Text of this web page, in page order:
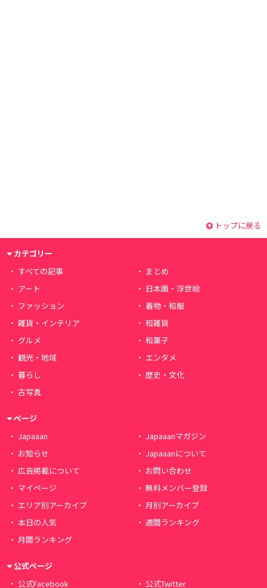
トップに戻る
カテゴリー
すべての記事
まとめ
アート
日本画・浮世絵
ファッション
着物・和服
雑貨・インテリア
和雑貨
グルメ
和菓子
観光・地域
エンタメ
暮らし
歴史・文化
古写真
ページ
Japaaan
Japaaanマガジン
お知らせ
Japaaanについて
広告掲載について
お問い合わせ
マイページ
無料メンバー登録
エリア別アーカイブ
月別アーカイブ
本日の人気
週間ランキング
月間ランキング
公式ページ
公式Facebook
公式Twitter